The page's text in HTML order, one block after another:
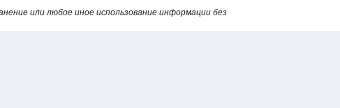
или любое иное использование информации без